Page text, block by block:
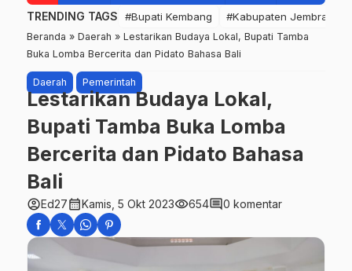
TRENDING TAGS #Bupati Kembang #Kabupaten Jembrana
Beranda » Daerah » Lestarikan Budaya Lokal, Bupati Tamba
Buka Lomba Bercerita dan Pidato Bahasa Bali
Daerah Pemerintah
Lestarikan Budaya Lokal,
Bupati Tamba Buka Lomba
Bercerita dan Pidato Bahasa
Bali
account_circleEd27calendar_monthKamis, 5 Okt 2023visibility654comment0 komentar